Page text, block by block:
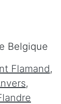
Belgique
Flamand,
,